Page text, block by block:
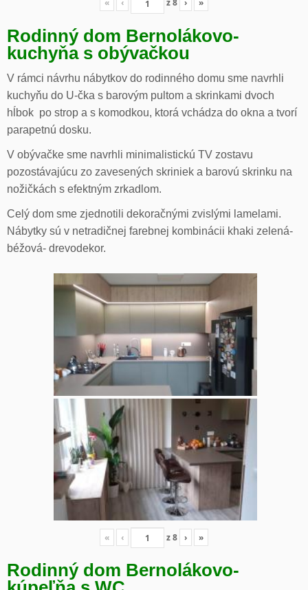
« ‹ z8 › »
Rodinný dom Bernolákovo-
kuchyňa s obývačkou
V rámci návrhu nábytkov do rodinného domu sme navrhli
kuchyňu do U-čka s barovým pultom a skrinkami dvoch
hĺbok po strop a s komodkou, ktorá vchádza do okna a tvorí
parapetnú dosku.
V obývačke sme navrhli minimalistickú TV zostavu
pozostávajúcu zo zavesených skriniek a barovú skrinku na
nožičkách s efektným zrkadlom.
Celý dom sme zjednotili dekoračnými zvislými lamelami.
Nábytky sú v netradičnej farebnej kombinácii khaki zelená-
béžová- drevodekor.
« ‹ z8 › »
Rodinný dom Bernolákovo-